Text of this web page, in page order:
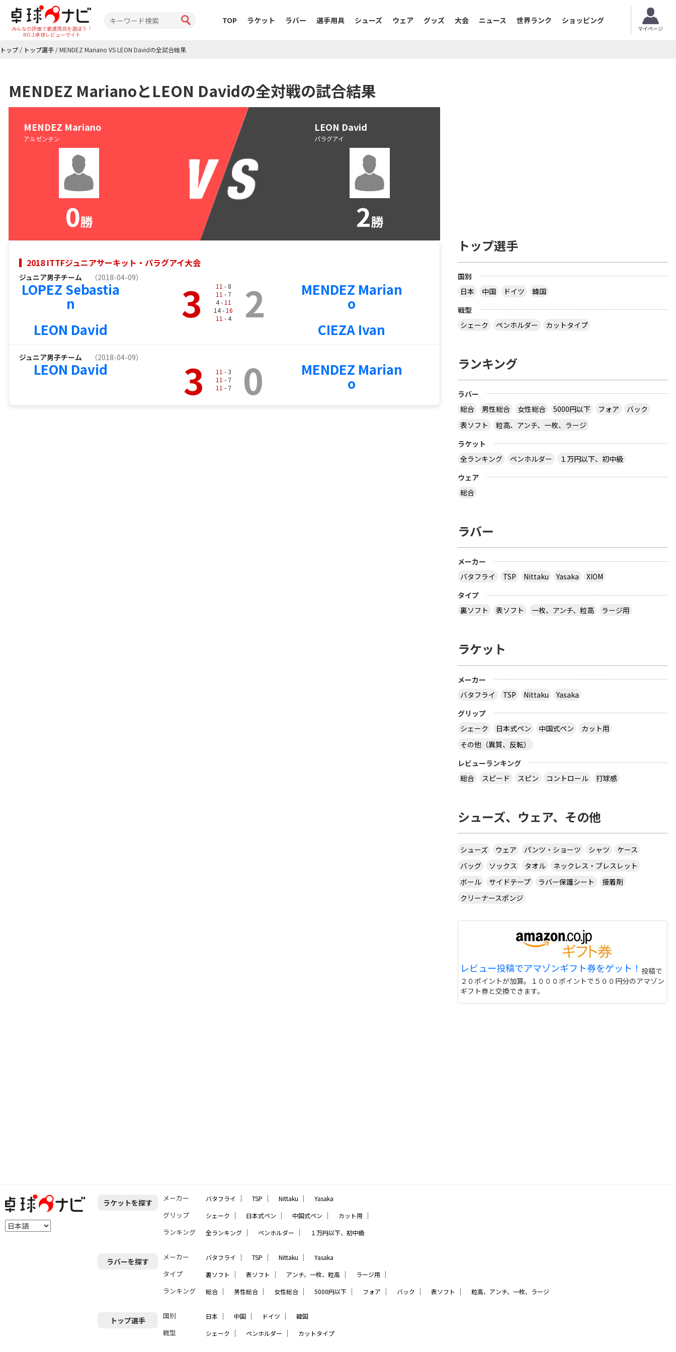
みんなの評価で最適用具を選ぼう！
NO.1卓球レビューサイト
TOP ラケット ラバー 選手用具 シューズ ウェア グッズ 大会 ニュース 世界ランク ショッピング
マイページ
トップ / トップ選手 /MENDEZ Mariano VS LEON Davidの全試合結果
MENDEZ MarianoとLEON Davidの全対戦の試合結果
MENDEZ Mariano
アルゼンチン
0勝
LEON David
パラグアイ
2勝
2018 ITTFジュニアサーキット・パラグアイ大会
ジュニア男子チーム （2018-04-09）
LOPEZ Sebastia
n
LEON David
3 11 - 8
11 - 7
4 - 11
14 - 16
11 - 4 2 MENDEZ Marian
o
CIEZA Ivan
ジュニア男子チーム （2018-04-09）
LEON David 3 11 - 3
11 - 7
11 - 7 0 MENDEZ Marian
o
トップ選手
国別
日本
中国 ドイツ
韓国
戦型
シェーク
ペンホルダー カットタイプ
ランキング
ラバー
総合
男性総合 女性総合 5000円以下 フォア
バック
表ソフト
粒高、アンチ、一枚、ラージ
ラケット
全ランキング
ペンホルダー
１万円以下、初中級
ウェア
総合
ラバー
メーカー
バタフライ
TSP Nittaku Yasaka
XIOM
タイプ
裏ソフト
表ソフト 一枚、アンチ、粒高 ラージ用
ラケット
メーカー
バタフライ
TSP Nittaku
Yasaka
グリップ
シェーク
日本式ペン 中国式ペン
カット用
その他（異質、反転）
レビューランキング
総合
スピード スピン コントロール 打球感
シューズ、ウェア、その他
シューズ ウェア パンツ・ショーツ シャツ
ケース
バッグ
ソックス タオル
ネックレス・ブレスレット
ボール
サイドテープ ラバー保護シート
接着剤
クリーナースポンジ
レビュー投稿でアマゾンギフト券をゲット！ 投稿で
２０ポイントが加算。１０００ポイントで５００円分のアマゾン
ギフト券と交換できます。
ラケットを探す メーカー バタフライ ｜ TSP ｜ Nittaku ｜ Yasaka
グリップ シェーク ｜ 日本式ペン ｜ 中国式ペン ｜ カット用 ｜
ランキング 全ランキング ｜ ペンホルダー ｜ １万円以下、初中級
ラバーを探す メーカー バタフライ ｜ TSP ｜ Nittaku ｜ Yasaka
タイプ 裏ソフト ｜ 表ソフト ｜ アンチ、一枚、粒高 ｜ ラージ用 ｜
ランキング 総合 ｜ 男性総合 ｜ 女性総合 ｜ 5000円以下 ｜ フォア ｜ バック ｜ 表ソフト ｜ 粒高、アンチ、一枚、ラージ
トップ選手 国別 日本 ｜ 中国 ｜ ドイツ ｜ 韓国
戦型 シェーク ｜ ペンホルダー ｜ カットタイプ